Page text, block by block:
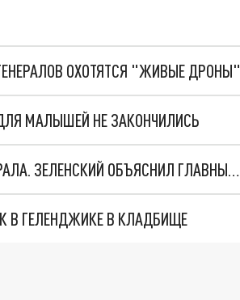
ОХОТЯТСЯ "ЖИВЫЕ ДРОНЫ"
МАЛЫШЕЙ НЕ ЗАКОНЧИЛИСЬ
"МЫ ВАС ЗАСТАВИМ": ЖУТКИЕ ДЕТАЛИ ОХОТЫ НА ГЕНЕРАЛА. ЗЕЛЕНСКИЙ ОБЪЯСНИЛ ГЛАВНЫЙ СМЫСЛ ТЕРАКТА В ЦЕНТРЕ МОСКВЫ
В ГЕЛЕНДЖИКЕ В КЛАДБИЩЕ